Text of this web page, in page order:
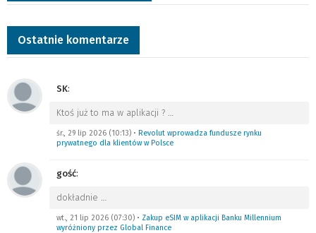
Ostatnie komentarze
SK:
Ktoś już to ma w aplikacji ? …
śr., 29 lip 2026 (10:13) • Revolut wprowadza fundusze rynku
prywatnego dla klientów w Polsce
gość:
dokładnie …
wt., 21 lip 2026 (07:30) • Zakup eSIM w aplikacji Banku Millennium
wyróżniony przez Global Finance